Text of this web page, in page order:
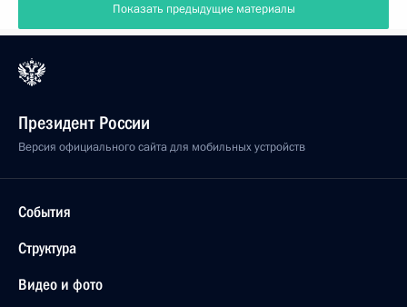
Показать предыдущие материалы
Президент России
Версия официального сайта для мобильных устройств
События
Структура
Видео и фото